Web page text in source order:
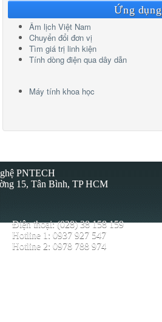
Ứng dụng
Âm lịch Việt Nam
Chuyển đổi đơn vị
Tìm giá trị linh kiện
Tính dòng điện qua dây dẫn
Máy tính khoa học
PNTECH
15, Tân Bình, TP HCM
Điện thoại: (028) 38 158 159
Hotline 1: 0937 927 547
Hotline 2: 0978 788 974